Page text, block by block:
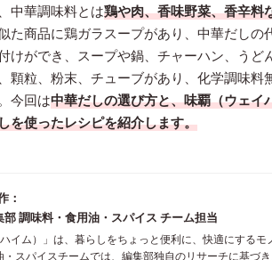
中華調味料とは鶏や肉、香味野菜、香辛料
た商品に鶏ガラスープがあり、中華だし
けができ、スープや鍋、チャーハン、うど
顆粒、粉末、チューブがあり、化学調味料
今回は中華だしの選び方と、味覇（ウェイ
を使ったレシピを紹介します。
：
部 調味料・食用油・スパイス チーム担当
ハイム）」は、暮らしをちょっと便利に、快適にする
・スパイスチームでは、編集部独自のリサーチに基づ